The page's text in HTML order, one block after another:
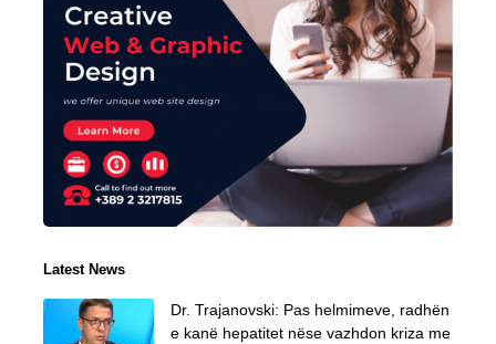
Latest News
Dr. Trajanovski: Pas helmimeve, radhën
e kanë hepatitet nëse vazhdon kriza me